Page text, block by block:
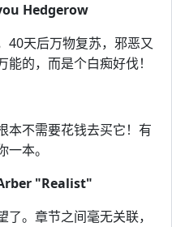
Hedgerow
40天后万物复苏，邪恶又
的，而是个白痴好伐！
本不需要花钱去买它！有
本。
"Realist"
。章节之间毫无关联，